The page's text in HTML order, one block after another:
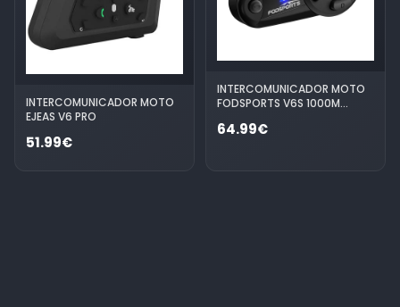
INTERCOMUNICADOR MOTO
EJEAS V6 PRO
51.99€
INTERCOMUNICADOR MOTO
FODSPORTS V6S 1000M
64.99€